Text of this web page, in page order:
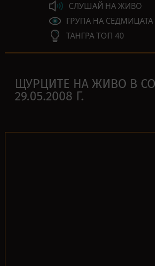
СЛУШАЙ НА ЖИВО
ГРУПА НА СЕДМИЦАТА
ТАНГРА ТОП 40
ЩУРЦИТЕ НА ЖИВО В
29.05.2008 Г.